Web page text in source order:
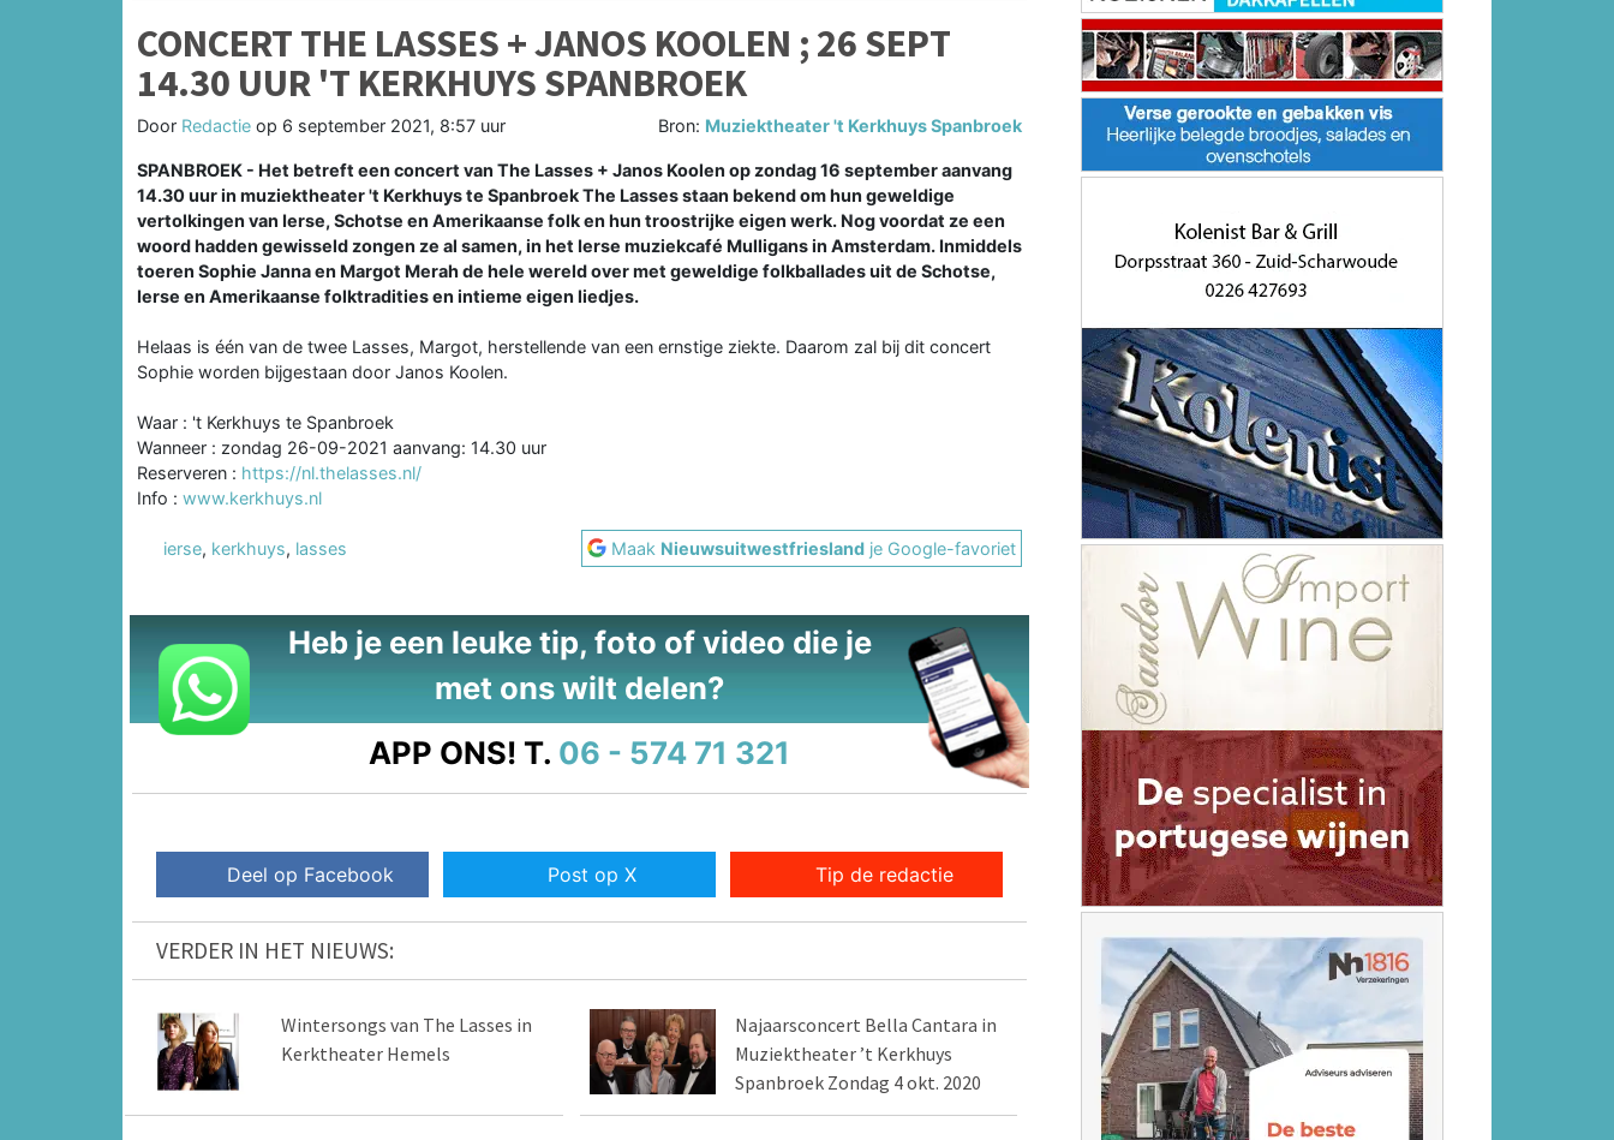
CONCERT THE LASSES + JANOS KOOLEN ; 26 SEPT
14.30 UUR 'T KERKHUYS SPANBROEK
Door Redactie op 6 september 2021, 8:57 uur Bron: Muziektheater 't Kerkhuys Spanbroek
SPANBROEK - Het betreft een concert van The Lasses + Janos Koolen op zondag 16 september aanvang
14.30 uur in muziektheater 't Kerkhuys te Spanbroek The Lasses staan bekend om hun geweldige
vertolkingen van Ierse, Schotse en Amerikaanse folk en hun troostrijke eigen werk. Nog voordat ze een
woord hadden gewisseld zongen ze al samen, in het Ierse muziekcafé Mulligans in Amsterdam. Inmiddels
toeren Sophie Janna en Margot Merah de hele wereld over met geweldige folkballades uit de Schotse,
Ierse en Amerikaanse folktradities en intieme eigen liedjes.
Helaas is één van de twee Lasses, Margot, herstellende van een ernstige ziekte. Daarom zal bij dit concert
Sophie worden bijgestaan door Janos Koolen.
Waar : 't Kerkhuys te Spanbroek
Wanneer : zondag 26-09-2021 aanvang: 14.30 uur
Reserveren : https://nl.thelasses.nl/
Info : www.kerkhuys.nl
ierse, kerkhuys, lasses Maak Nieuwsuitwestfriesland je Google-favoriet
Heb je een leuke tip, foto of video die je
met ons wilt delen?
APP ONS! T. 06 - 574 71 321
Deel op Facebook Post op X Tip de redactie
VERDER IN HET NIEUWS:
Wintersongs van The Lasses in
Kerktheater Hemels
Najaarsconcert Bella Cantara in
Muziektheater ’t Kerkhuys
Spanbroek Zondag 4 okt. 2020